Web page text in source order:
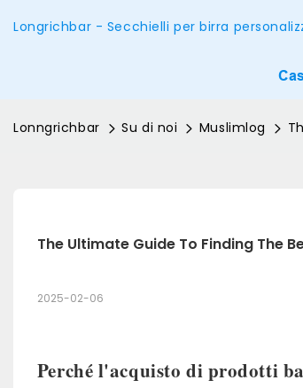
Longrichbar - Secchielli per birra
Lonngrichbar Su di noi Muslimlog
The Ultimate Guide To Finding The
2025-02-06
Perché l'acquisto di prodotti